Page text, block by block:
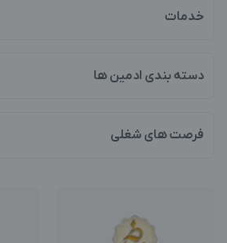
خدمات
دسته بندی ادمین ها
فرصت های شغلی